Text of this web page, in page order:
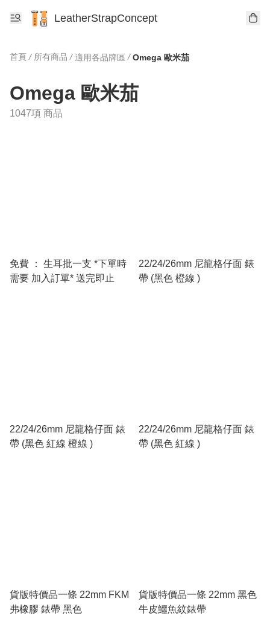
LeatherStrapConcept
首頁 / 所有商品 / 適用各品牌區 / Omega 歐米茄
Omega 歐米茄
1047項 商品
免費 ： 生耳批一支 *下單時
需要 加入訂單* 送完即止
22/24/26mm 尼龍格仔面 錶
帶 (黑色 橙線 )
22/24/26mm 尼龍格仔面 錶
帶 (黑色 紅線 橙線 )
22/24/26mm 尼龍格仔面 錶
帶 (黑色 紅線 )
貨版特價品一條 22mm FKM
弗橡膠 錶帶 黑色
貨版特價品一條 22mm 黑色
牛皮鱷魚紋錶帶